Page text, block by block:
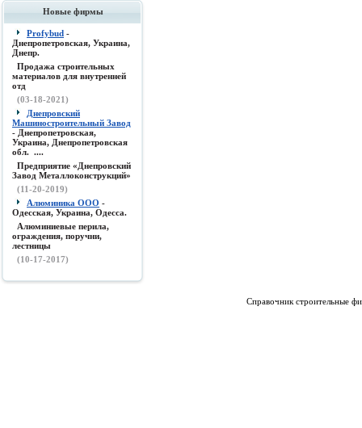
Новые фирмы
Profybud -
Днепропетровская, Украина,
Днепр.
Продажа строительных
материалов для внутренней
отд
(03-18-2021)
Днепровский
Машиностроительный Завод
- Днепропетровская,
Украина, Днепропетровская
обл. ....
Предприятие «Днепровский
Завод Металлоконструкций»
(11-20-2019)
Алюминика ООО -
Одесская, Украина, Одесса.
Алюминиевые перила,
ограждения, поручни,
лестницы
(10-17-2017)
Справочник строительные